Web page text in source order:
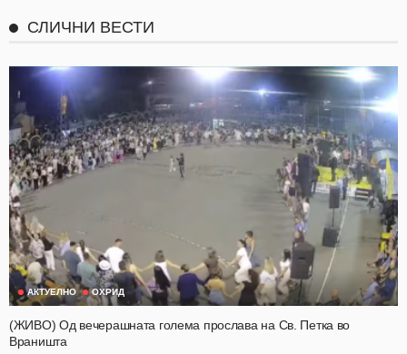
СЛИЧНИ ВЕСТИ
АКТУЕЛНО ОХРИД
(ЖИВО) Од вечерашната голема прослава на Св. Петка во
Враништа